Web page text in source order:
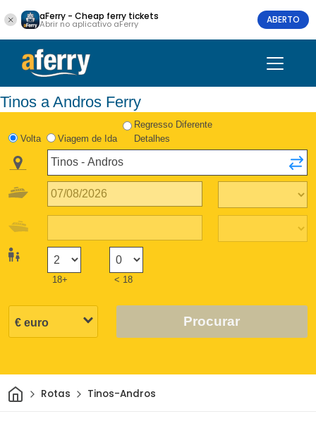
aFerry - Cheap ferry tickets
Abrir no aplicativo aFerry ABERTO
Tinos a Andros Ferry
Volta Viagem de Ida
Regresso Diferente
Detalhes
18+ < 18
Procurar
CasaRotas Tinos-Andros